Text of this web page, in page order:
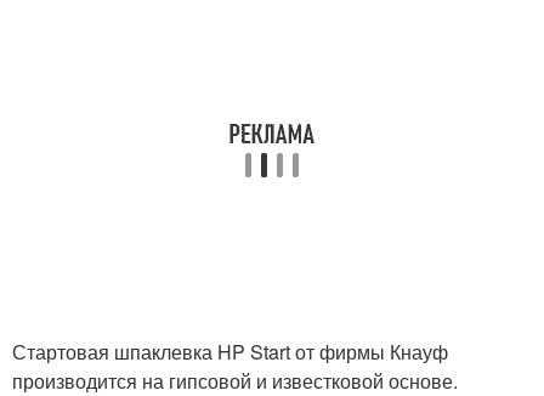
Стартовая шпаклевка HP Start от фирмы Кнауф
производится на гипсовой и известковой основе.